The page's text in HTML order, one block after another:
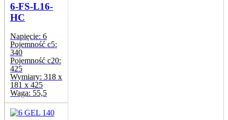
6-FS-L16-
HC
Napięcie: 6
Pojemność c5:
340
Pojemność c20:
425
Wymiary: 318 x
181 x 425
Waga: 55,5